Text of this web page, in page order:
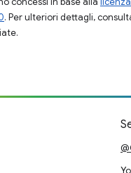
. Per ulteriori dettagli,